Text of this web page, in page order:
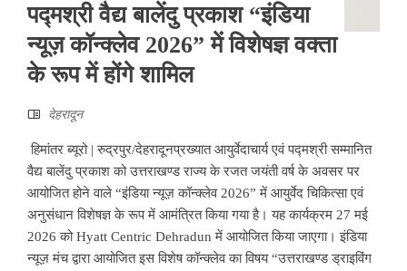
पद्मश्री वैद्य बालेंदु प्रकाश “इंडिया
न्यूज़ कॉन्क्लेव 2026” में विशेषज्ञ वक्ता
के रूप में होंगे शामिल
देहरादून
हिमांतर ब्यूरो | रुद्रपुर/देहरादूनप्रख्यात आयुर्वेदाचार्य एवं पद्मश्री सम्मानित
वैद्य बालेंदु प्रकाश को उत्तराखण्ड राज्य के रजत जयंती वर्ष के अवसर पर
आयोजित होने वाले “इंडिया न्यूज़ कॉन्क्लेव 2026” में आयुर्वेद चिकित्सा एवं
अनुसंधान विशेषज्ञ के रूप में आमंत्रित किया गया है। यह कार्यक्रम 27 मई
2026 को Hyatt Centric Dehradun में आयोजित किया जाएगा। इंडिया
न्यूज़ मंच द्वारा आयोजित इस विशेष कॉन्क्लेव का विषय “उत्तराखण्ड ड्राइविंग